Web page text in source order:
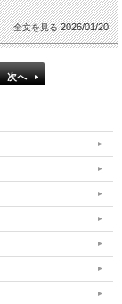
2026/01/20
次へ